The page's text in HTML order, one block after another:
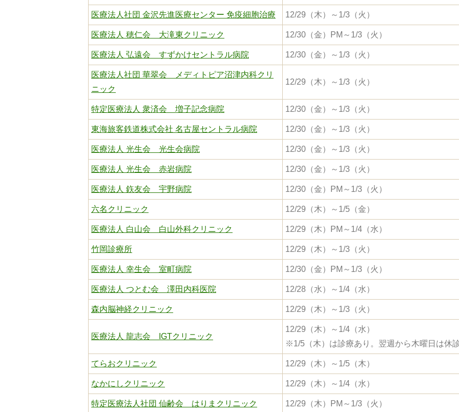
医療法人社団 金沢先進医療センター 免疫細胞治療 12/29（木）～1/3（火）
医療法人 穂仁会 大滝東クリニック 12/30（金）PM～1/3（火）
医療法人 弘遠会 すずかけセントラル病院 12/30（金）～1/3（火）
医療法人社団 華翠会 メディトピア沼津内科クリ
ニック
12/29（木）～1/3（火）
特定医療法人 衆済会 増子記念病院 12/30（金）～1/3（火）
東海旅客鉄道株式会社 名古屋セントラル病院 12/30（金）～1/3（火）
医療法人 光生会 光生会病院 12/30（金）～1/3（火）
医療法人 光生会 赤岩病院 12/30（金）～1/3（火）
医療法人 鉃友会 宇野病院 12/30（金）PM～1/3（火）
六名クリニック 12/29（木）～1/5（金）
医療法人 白山会 白山外科クリニック 12/29（木）PM～1/4（水）
竹岡診療所 12/29（木）～1/3（火）
医療法人 幸生会 室町病院 12/30（金）PM～1/3（火）
医療法人 つとむ会 澤田内科医院 12/28（水）～1/4（水）
森内脳神経クリニック 12/29（木）～1/3（火）
医療法人 龍志会 IGTクリニック
12/29（木）～1/4（水）
※1/5（木）は診療あり。翌週から木曜日は休
てらおクリニック 12/29（木）～1/5（木）
なかにしクリニック 12/29（木）～1/4（水）
特定医療法人社団 仙齢会 はりまクリニック 12/29（木）PM～1/3（火）